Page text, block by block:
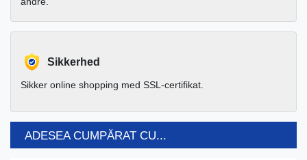
Sikkerhed
Sikker online shopping med SSL-certifikat.
ADESEA CUMPĂRAT CU...